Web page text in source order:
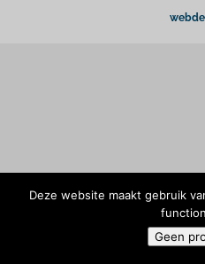
Deze website maakt gebruik
Geen